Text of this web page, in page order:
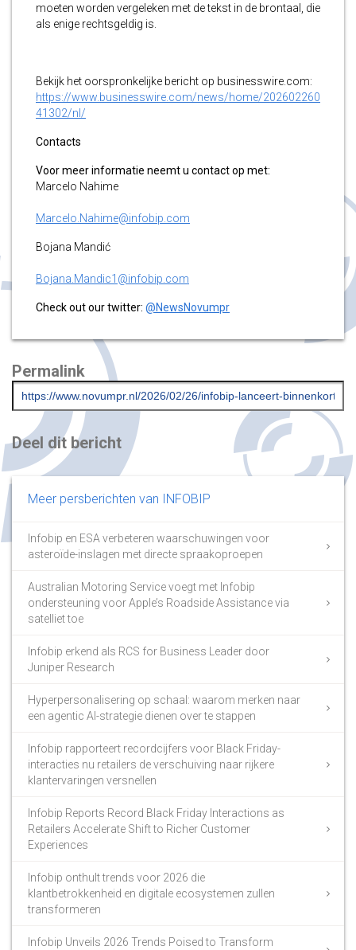
moeten worden vergeleken met de tekst in de brontaal, die
als enige rechtsgeldig is.
Bekijk het oorspronkelijke bericht op businesswire.com:
https://www.businesswire.com/news/home/202602260
41302/nl/
Contacts
Voor meer informatie neemt u contact op met:
Marcelo Nahime
Marcelo.Nahime@infobip.com
Bojana Mandić
Bojana.Mandic1@infobip.com
Check out our twitter: @NewsNovumpr
Permalink
Deel dit bericht
Meer persberichten van INFOBIP
Infobip en ESA verbeteren waarschuwingen voor
asteroïde-inslagen met directe spraakoproepen
Australian Motoring Service voegt met Infobip
ondersteuning voor Apple’s Roadside Assistance via
satelliet toe
Infobip erkend als RCS for Business Leader door
Juniper Research
Hyperpersonalisering op schaal: waarom merken naar
een agentic AI-strategie dienen over te stappen
Infobip rapporteert recordcijfers voor Black Friday-
interacties nu retailers de verschuiving naar rijkere
klantervaringen versnellen
Infobip Reports Record Black Friday Interactions as
Retailers Accelerate Shift to Richer Customer
Experiences
Infobip onthult trends voor 2026 die
klantbetrokkenheid en digitale ecosystemen zullen
transformeren
Infobip Unveils 2026 Trends Poised to Transform